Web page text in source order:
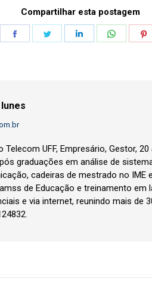
Compartilhar esta postagem
Share
Share
Telecom UFF, Empresário, Gestor,
graduações em análise de
cadeiras de mestrado no IME
de Educação e treinamento em
e via internet, reunindo mais